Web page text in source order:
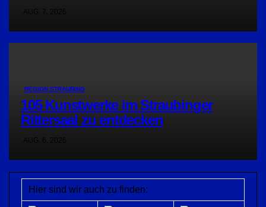
REGION STRAUBING
105 Kunstwerke im Straubinger
Rittersaal zu entdecken
Hier sind wir auch zu finden: